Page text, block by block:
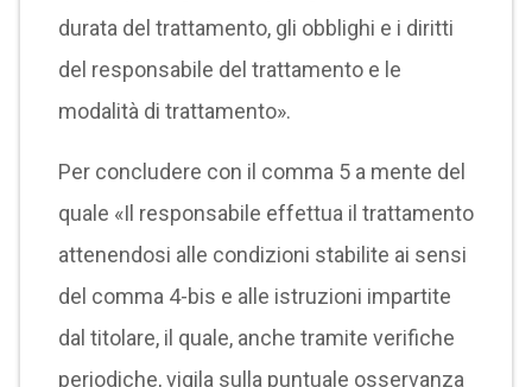
durata del trattamento, gli obblighi e i diritti
del responsabile del trattamento e le
modalità di trattamento».
Per concludere con il comma 5 a mente del
quale «Il responsabile effettua il trattamento
attenendosi alle condizioni stabilite ai sensi
del comma 4-bis e alle istruzioni impartite
dal titolare, il quale, anche tramite verifiche
periodiche, vigila sulla puntuale osservanza